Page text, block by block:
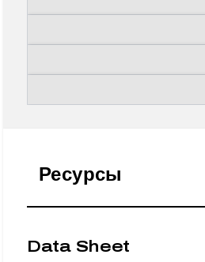
Ресурсы
Data Sheet